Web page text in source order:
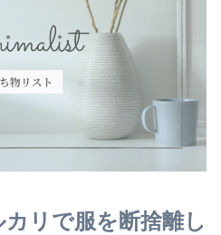
リで服を断捨離し